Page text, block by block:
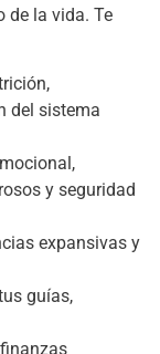
de la vida. Te
del sistema
y seguridad
expansivas y
guías,